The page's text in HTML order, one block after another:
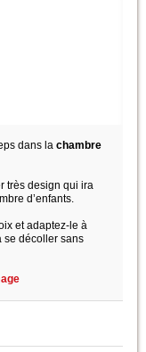
dans la chambre
très design qui ira
d’enfants.
et adaptez-le à
se décoller sans